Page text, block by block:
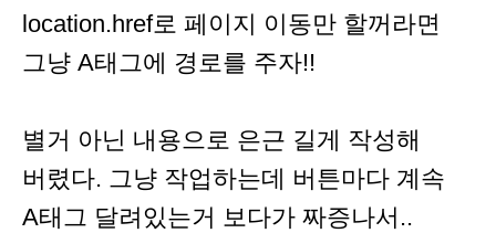
location.href로 페이지 이동만 할꺼라면
그냥 A태그에 경로를 주자!!
별거 아닌 내용으로 은근 길게 작성해
버렸다. 그냥 작업하는데 버튼마다 계속
A태그 달려있는거 보다가 짜증나서..